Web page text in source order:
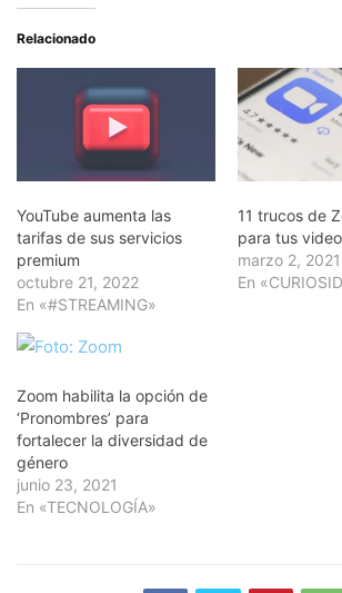
Relacionado
YouTube aumenta las
tarifas de sus servicios
premium
octubre 21, 2022
En «#STREAMING»
11 trucos de
para tus
marzo 2, 2021
En
Zoom habilita la opción de
‘Pronombres’ para
fortalecer la diversidad de
género
junio 23, 2021
En «TECNOLOGÍA»